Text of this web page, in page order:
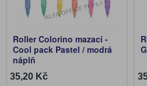
Roller Colorino mazací -
Cool pack Pastel / modrá
náplň
35,20 Kč